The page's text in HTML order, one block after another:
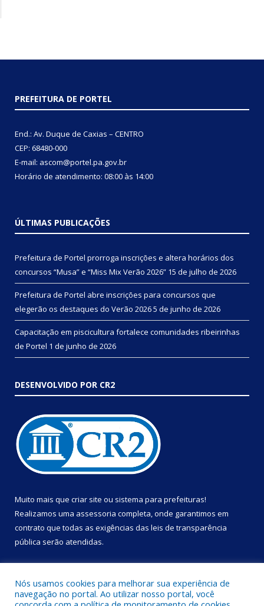
PREFEITURA DE PORTEL
End.: Av. Duque de Caxias – CENTRO
CEP: 68480-000
E-mail: ascom@portel.pa.gov.br
Horário de atendimento: 08:00 às 14:00
ÚLTIMAS PUBLICAÇÕES
Prefeitura de Portel prorroga inscrições e altera horários dos
concursos “Musa” e “Miss Mix Verão 2026” 15 de julho de 2026
Prefeitura de Portel abre inscrições para concursos que
elegerão os destaques do Verão 20265 de junho de 2026
Capacitação em piscicultura fortalece comunidades ribeirinhas
de Portel 1 de junho de 2026
DESENVOLVIDO POR CR2
Muito mais que criar site ou sistema para prefeituras!
Realizamos uma assessoria completa, onde garantimos em
contrato que todas as exigências das leis de transparência
pública serão atendidas.
Nós usamos cookies para melhorar sua experiência de
navegação no portal. Ao utilizar nosso portal, você